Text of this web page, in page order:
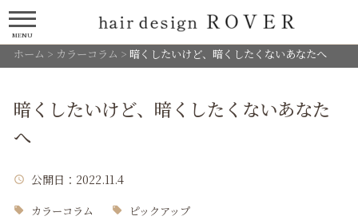
MENU
ホーム > カラーコラム > 暗くしたいけど、暗くしたくないあなたへ
暗くしたいけど、暗くしたくないあなた
へ
公開日 ：2022.11.4
カラーコラム ピックアップ